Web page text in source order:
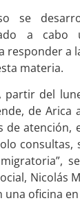
se
a cabo
responder a
materia.
partir del
de Arica
de atención,
consultas,
Nicolás
oficina en